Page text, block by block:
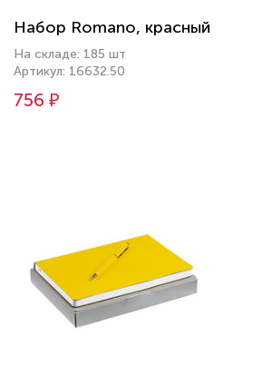
Набор Romano, красный
На складе: 185 шт
Артикул: 16632.50
756 ₽